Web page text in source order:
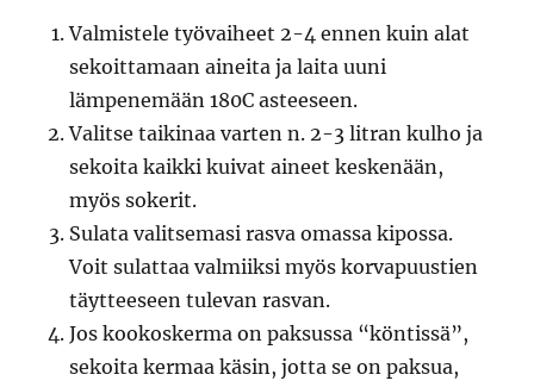
Valmistele työvaiheet 2-4 ennen kuin alat
sekoittamaan aineita ja laita uuni
lämpenemään 180C asteeseen.
Valitse taikinaa varten n. 2-3 litran kulho ja
sekoita kaikki kuivat aineet keskenään,
myös sokerit.
Sulata valitsemasi rasva omassa kipossa.
Voit sulattaa valmiiksi myös korvapuustien
täytteeseen tulevan rasvan.
Jos kookoskerma on paksussa “köntissä”,
sekoita kermaa käsin, jotta se on paksua,